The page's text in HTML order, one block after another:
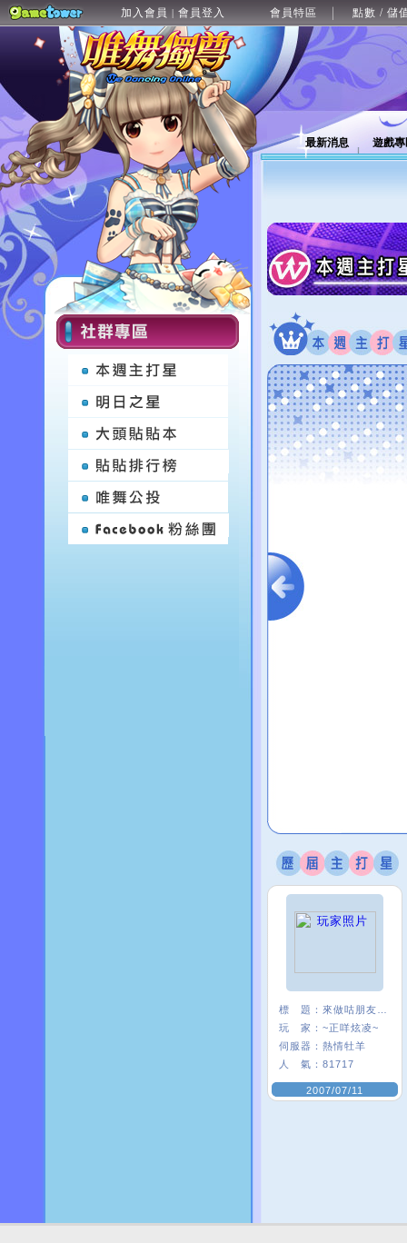
加入會員 | 會員登入 會員特區 點數 / 儲
最新消息 遊戲
標 題：
玩 家： ~正咩炫凌~
伺服器： 熱情牡羊
人 氣： 81717
2007/07/11